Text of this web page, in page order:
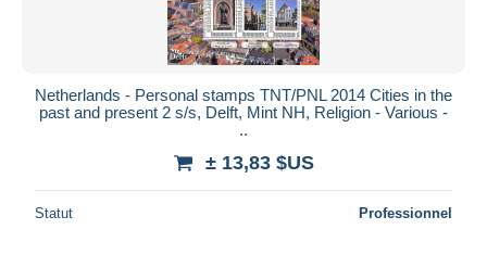
Netherlands - Personal stamps TNT/PNL 2014 Cities in the
past and present 2 s/s, Delft, Mint NH, Religion - Various -
..
± 13,83 $US
Statut Professionnel